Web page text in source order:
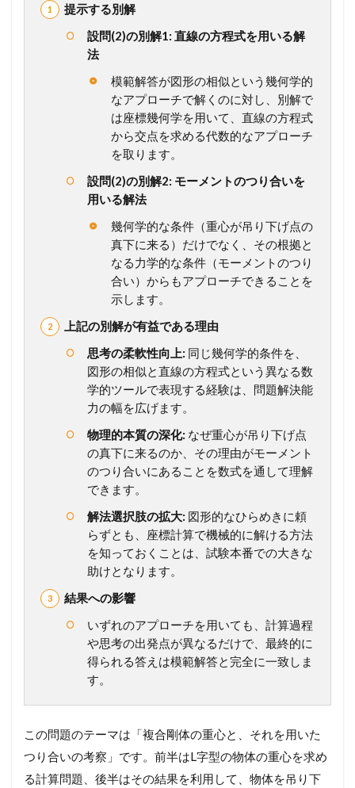
8
重
心
プ
提示する別解
設問(2)の別解1: 直線の方程式を用いる解
法
模範解答が図形の相似という幾何学的
なアプローチで解くのに対し、別解で
は座標幾何学を用いて、直線の方程式
から交点を求める代数的なアプローチ
を取ります。
設問(2)の別解2: モーメントのつり合いを
用いる解法
幾何学的な条件（重心が吊り下げ点の
真下に来る）だけでなく、その根拠と
なる力学的な条件（モーメントのつり
合い）からもアプローチできることを
示します。
上記の別解が有益である理由
思考の柔軟性向上: 同じ幾何学的条件を、
図形の相似と直線の方程式という異なる数
学的ツールで表現する経験は、問題解決能
力の幅を広げます。
物理的本質の深化: なぜ重心が吊り下げ点
の真下に来るのか、その理由がモーメント
のつり合いにあることを数式を通して理解
できます。
解法選択肢の拡大: 図形的なひらめきに頼
らずとも、座標計算で機械的に解ける方法
を知っておくことは、試験本番での大きな
助けとなります。
結果への影響
いずれのアプローチを用いても、計算過程
や思考の出発点が異なるだけで、最終的に
得られる答えは模範解答と完全に一致しま
す。
この問題のテーマは「複合剛体の重心と、それを用いた
つり合いの考察」です。前半はL字型の物体の重心を求め
る計算問題、後半はその結果を利用して、物体を吊り下